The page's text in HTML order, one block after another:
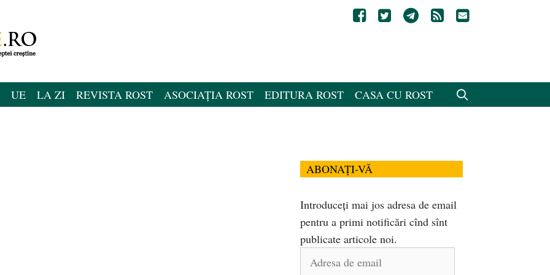
UE LA ZI REVISTA ROST ASOCIAȚIA ROST EDITURA ROST CASA CU ROST
ABONAȚI-VĂ
Introduceți mai jos adresa de email
pentru a primi notificări cînd sînt
publicate articole noi.
Adresa